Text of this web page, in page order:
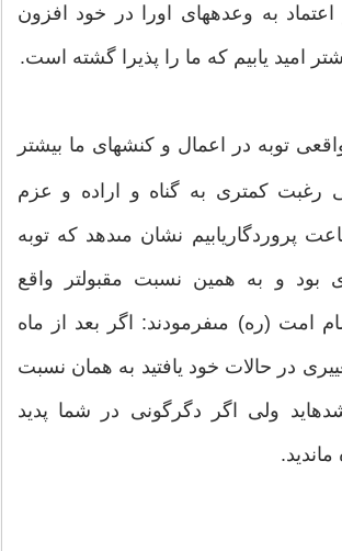
به وعده‏هاى اورا در خود افزون
امید یابیم که ما را پذیرا گشته است.
توبه در اعمال و کنش‏هاى ما بیشتر
رغبت کمترى به گناه و اراده و عزم
پروردگاریابیم نشان مى‏دهد که توبه
بود و به همین نسبت مقبول‏تر واقع
امت (ره) مى‏فرمودند: اگر بعد از ماه
در حالات خود یافتید به همان نسبت
شده‏اید ولى اگر دگرگونى در شما پدید
ماندید.